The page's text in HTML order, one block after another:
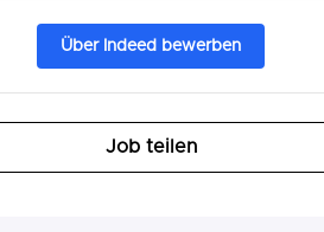
Über Indeed bewerben
Job teilen